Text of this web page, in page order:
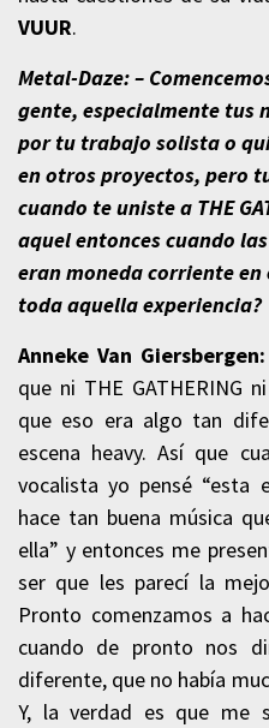
VUUR.
Metal-Daze: –
gente, especialmente tus
por tu trabajo solista o
en otros proyectos, pero
cuando te uniste a THE
aquel entonces cuando
eran moneda corriente en
toda aquella experiencia?
Anneke Van Giersbergen:
que ni THE GATHERING
que eso era algo tan
escena heavy. Así que
vocalista yo pensé “esta
hace tan buena música
ella” y entonces me
ser que les parecí la
Pronto comenzamos a
cuando de pronto nos
diferente, que no había
Y, la verdad es que me